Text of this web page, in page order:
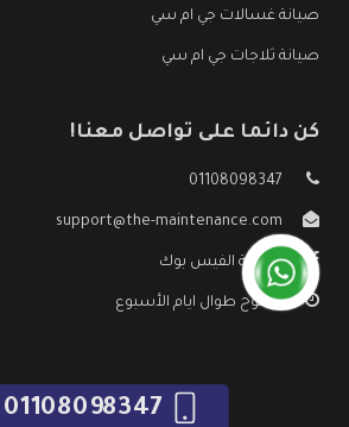
صيانة غسالات جي ام سي
صيانة ثلاجات جي ام سي
كن دائما على تواصل معنا!
01108098347
support@the-maintenance.com
صفحة الفيس بوك
مفتوح طوال ايام الأسبوع
01108098347